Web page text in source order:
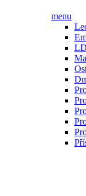
menu